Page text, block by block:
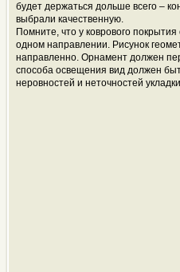
будет держаться дольше всего –
выбрали качественную.
Помните, что у коврового
одном направлении. Рисунок
направленно. Орнамент должен
способа освещения вид должен
неровностей и неточностей